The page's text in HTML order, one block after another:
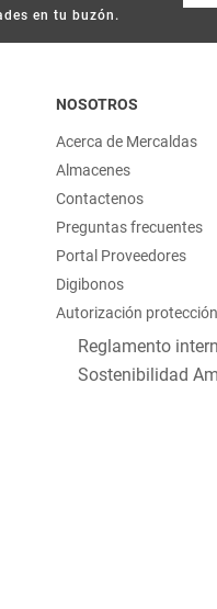
en tu buzón.
NOSOTROS
Acerca de Mercaldas
Almacenes
Contactenos
Preguntas frecuentes
Portal Proveedores
Digibonos
Autorización
Reglamento
Sostenibilidad